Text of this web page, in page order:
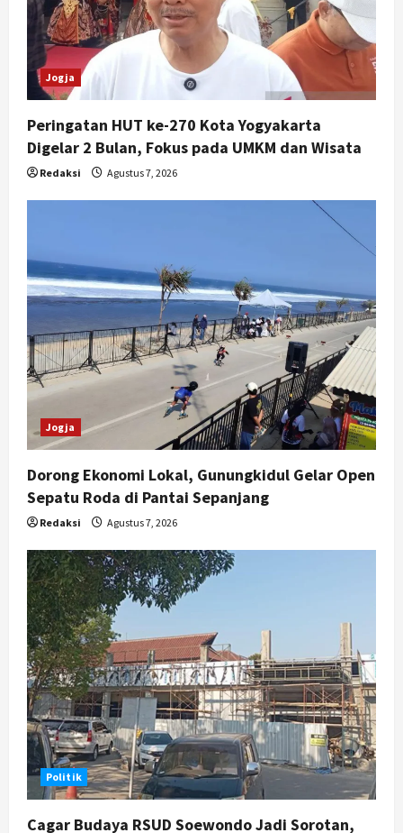
Jogja
Peringatan HUT ke-270 Kota Yogyakarta
Digelar 2 Bulan, Fokus pada UMKM dan Wisata
Redaksi Agustus 7, 2026
Jogja
Dorong Ekonomi Lokal, Gunungkidul Gelar Open
Sepatu Roda di Pantai Sepanjang
Redaksi Agustus 7, 2026
Politik
Cagar Budaya RSUD Soewondo Jadi Sorotan,